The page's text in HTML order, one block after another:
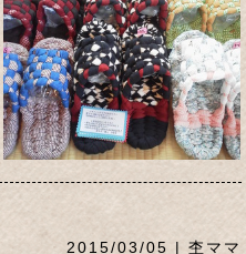
2015/03/05 | 杢ママ